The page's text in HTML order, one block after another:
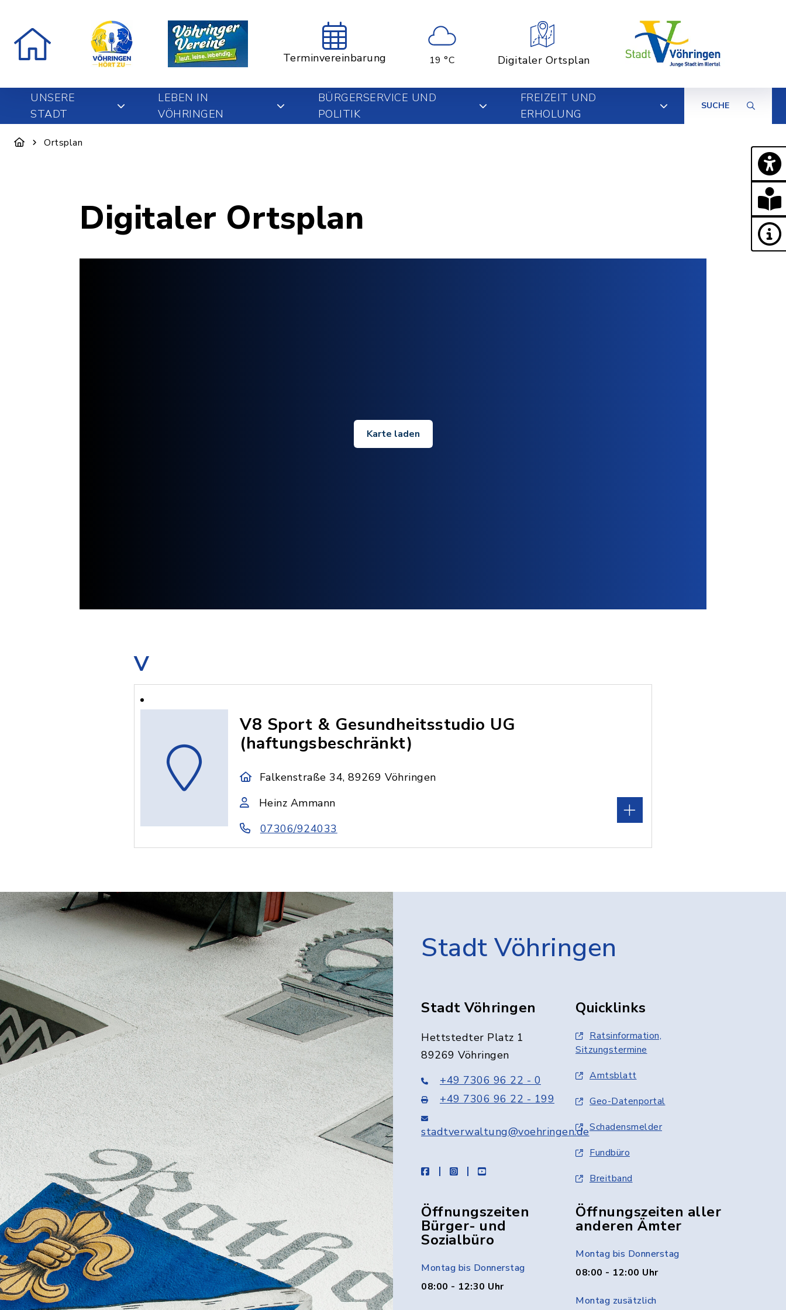
Terminvereinbarung 19 °C Digitaler Ortsplan
UNSERE
STADT
LEBEN IN
VÖHRINGEN
BÜRGERSERVICE UND
POLITIK
FREIZEIT UND
ERHOLUNG
SUCHE
Ortsplan
Digitaler Ortsplan
Karte laden
V
V8 Sport & Gesundheitsstudio UG
(haftungsbeschränkt)
Falkenstraße 34, 89269 Vöhringen
Heinz Ammann
07306/924033
Stadt Vöhringen
Stadt Vöhringen
Hettstedter Platz 1
89269 Vöhringen
+49 7306 96 22 - 0
+49 7306 96 22 - 199
stadtverwaltung@voehringen.de
facebookinstagramyoutube
Quicklinks
Ratsinformation,
Sitzungstermine
Amtsblatt
Geo-Datenportal
Schadensmelder
Fundbüro
Breitband
Öffnungszeiten
Bürger- und
Sozialbüro
Montag bis Donnerstag
08:00 - 12:30 Uhr
Öffnungszeiten aller
anderen Ämter
Montag bis Donnerstag
08:00 - 12:00 Uhr
Montag zusätzlich